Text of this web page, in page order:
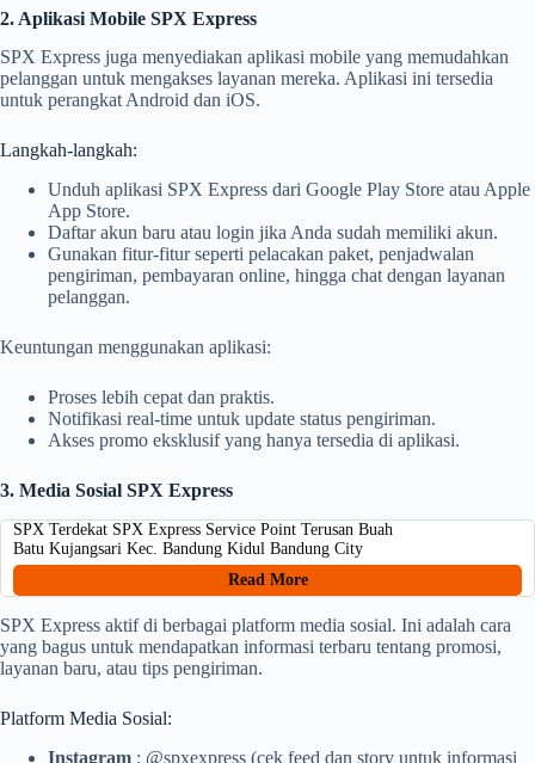
2. Aplikasi Mobile SPX Express
SPX Express juga menyediakan aplikasi mobile yang memudahkan
pelanggan untuk mengakses layanan mereka. Aplikasi ini tersedia
untuk perangkat Android dan iOS.
Langkah-langkah:
Unduh aplikasi SPX Express dari Google Play Store atau Apple
App Store.
Daftar akun baru atau login jika Anda sudah memiliki akun.
Gunakan fitur-fitur seperti pelacakan paket, penjadwalan
pengiriman, pembayaran online, hingga chat dengan layanan
pelanggan.
Keuntungan menggunakan aplikasi:
Proses lebih cepat dan praktis.
Notifikasi real-time untuk update status pengiriman.
Akses promo eksklusif yang hanya tersedia di aplikasi.
3. Media Sosial SPX Express
SPX Terdekat SPX Express Service Point Terusan Buah
Batu Kujangsari Kec. Bandung Kidul Bandung City
Read More
SPX Express aktif di berbagai platform media sosial. Ini adalah cara
yang bagus untuk mendapatkan informasi terbaru tentang promosi,
layanan baru, atau tips pengiriman.
Platform Media Sosial:
Instagram : @spxexpress (cek feed dan story untuk informasi